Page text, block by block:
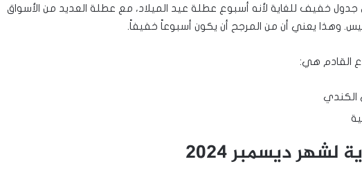
خفيف للغاية لأنه أسبوع عطلة عيد الميلاد، مع عطلة العديد من الأسواق
وهذا يعني أن من المرجح أن يكون أسبوعاً خفيفاً.
القادم هي:
الكندي
ديسمبر 2024